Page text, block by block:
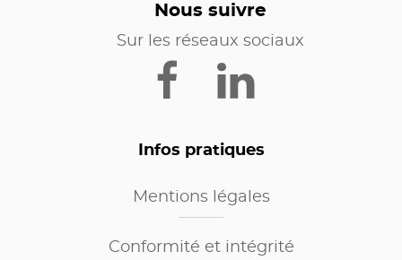
Nous suivre
Sur les réseaux sociaux
Infos pratiques
Mentions légales
Conformité et intégrité